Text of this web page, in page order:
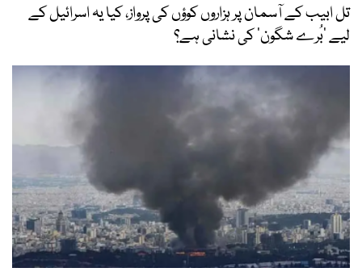
تل ابیب کے آسمان پر ہزاروں کوؤں کی پرواز، کیا یہ اسرائیل کے
لیے ’بُرے شگون‘ کی نشانی ہے؟